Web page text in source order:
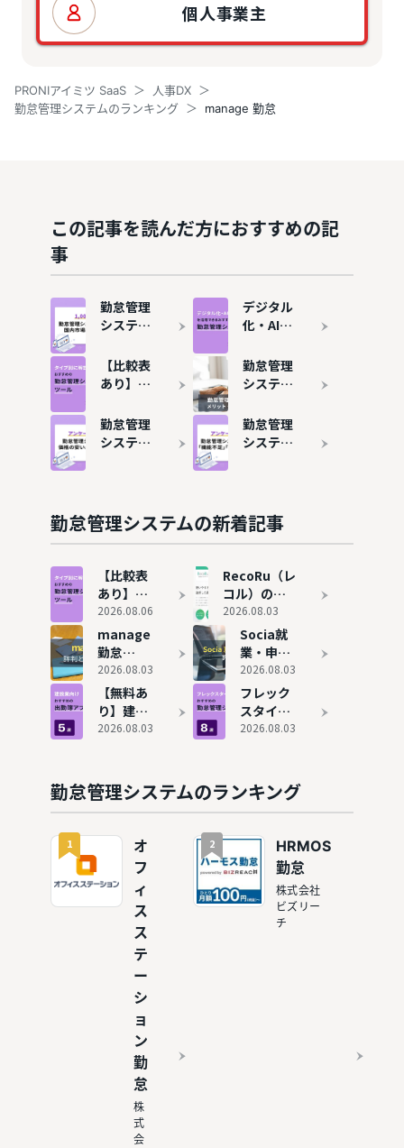
個人事業主
PRONIアイミツ SaaS
人事DX
勤怠管理システムのランキング
manage 勤怠
この記事を読んだ方におすすめの記
事
勤怠管理
システム
ア・市場
規模は？
ツール7
選も紹介
デジタル
化・AI導
（旧IT導
入補助
怠管理シ
ステムを
導入する
【比較表
あり】勤
ステムお
すすめ15
勤怠管理
システム
リット・
デメリッ
勤怠管理
システム
が安いお
すすめ6
サービス
も紹介
勤怠管理
システム
る？主な
理由は
「機能不
足」と
「働き方
の変化」
勤怠管理システムの新着記事
【比較表
あり】勤
怠管理シ
ステムお
すすめ15
選！タイ
プ別に解
説
2026.08.06
RecoRu（レ
コル）の評
判と実態！
75個の勤怠
管理システ
ムを使って
わかった本
当のおすす
2026.08.03
manage
勤怠
（旧：
Manage
OZO3 勤
怠）の評
を紹介
2026.08.03
Socia就
業・申請
システム
の内容と
評判！ど
んな企業
2026.08.03
【無料あ
り】建設
業向け出
め5選！
エクセル
で勤怠管
理するリ
スクも解
説
2026.08.03
フレック
スタイム
対応の勤
すすめ8
選
2026.08.03
勤怠管理システムのランキング
1
オ
フ
ィ
ス
ス
テ
ー
シ
ョ
ン
勤
怠
株
式
会
2
HRMOS
勤怠
株式会社
ビズリー
チ